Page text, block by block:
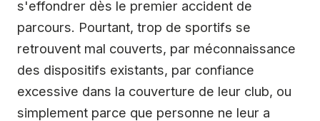
s'effondrer dès le premier accident de
parcours. Pourtant, trop de sportifs se
retrouvent mal couverts, par méconnaissance
des dispositifs existants, par confiance
excessive dans la couverture de leur club, ou
simplement parce que personne ne leur a